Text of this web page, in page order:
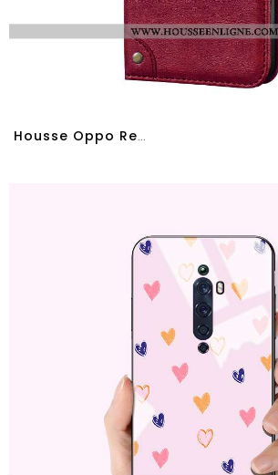
Housse Oppo Reno2 Z Protection Personnalité Support Téléphone Portable Tendance Cuir Nouveau Bordeau